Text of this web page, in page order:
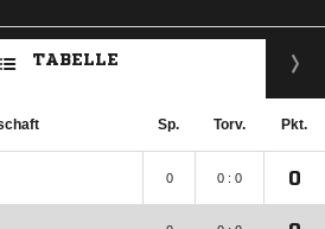
TABELLE
Sp. Torv. Pkt.
0 0 : 0 0